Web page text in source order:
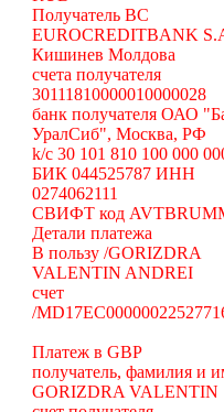
Получатель BC
EUROCREDITBANK
Кишинев Молдова
счета получателя
30111810000010000028
банк получателя ОАО
УралСиб", Москва, РФ
k/c 30 101 810 100 000
БИК 044525787 ИНН
0274062111
СВИФТ код
Детали платежа
В пользу /GORIZDRA
VALENTIN ANDREI
счет
/
Платеж в GBP
получатель, фамилия и
GORIZDRA VALENTIN